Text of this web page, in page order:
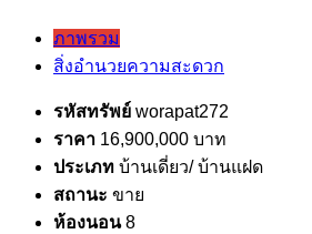
ภาพรวม
สิ่งอำนวยความสะดวก
รหัสทรัพย์ worapat272
ราคา 16,900,000 บาท
ประเภท บ้านเดี่ยว/ บ้านแฝด
สถานะ ขาย
ห้องนอน 8